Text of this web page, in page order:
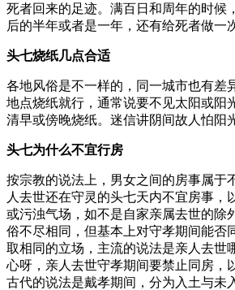
死者回来的足迹。满百日和周年的时候
后的半年或者是一年，还有给死者做一
头七烧纸几点合适
各地风俗是不一样的，同一城市也有差
地点烧纸就行，通常说要不见太阳或阳
清早或傍晚烧纸。迷信讲阴间故人怕阳
头七为什么不宜行房
按宗教的说法上，男女之间的房事属于
人去世还在守灵的头七天内不宜房事，
或污浊气场，如不是自家亲属去世的除
俗不尽相同，但基本上对守孝期间能否
取相同的立场，主流的说法是亲人去世
心呀，亲人去世守孝期间要禁止同房，
古代的说法是戴孝期间，分为入土与未